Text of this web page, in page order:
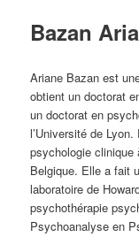
Bazan
Ariane Bazan est
obtient un doctorat
un doctorat en
l’Université de
psychologie clinique
Belgique. Elle a fait
laboratoire de
psychothérapie
Psychoanalyse en